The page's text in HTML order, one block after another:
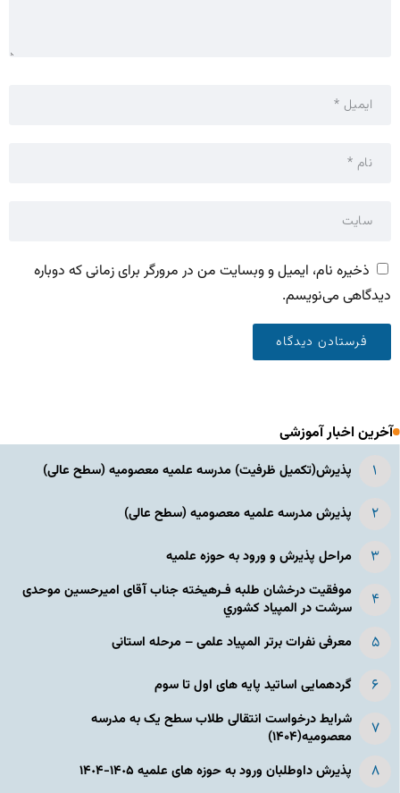
ذخیره نام، ایمیل و وبسایت من در مرورگر برای زمانی که دوباره
دیدگاهی می‌نویسم.
آخرین اخبار آموزشی
پذیرش(تکمیل ظرفیت) مدرسه علمیه معصومیه‌ (سطح عالی)
پذیرش مدرسه علمیه معصومیه‌ (سطح عالی)
مراحل پذیرش و ورود به حوزه علمیه
موفقیت درخشان طلبه فـرهیخته جناب آقای امیرحسین موحدی
سرشت در المپياد كشوري
معرفی نفرات برتر المپیاد علمی – مرحله استانی
گردهمایی اساتید پایه های اول تا سوم
شرایط درخواست انتقالی طلاب سطح یک به مدرسه
معصومیه(۱۴۰۴)
پذیرش داوطلبان ورود به حوزه های علمیه ١۴٠۵-١۴٠۴